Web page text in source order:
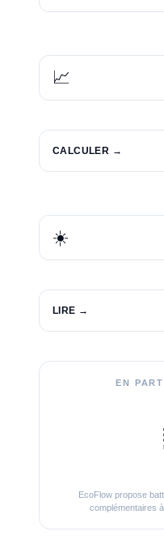
📈
CALCULER →
☀️
LIRE →
EN
EcoFlow propose
complémentaires